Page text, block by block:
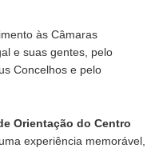
às Câmaras
e suas gentes, pelo
Concelhos e pelo
Orientação do Centro
experiência memorável,